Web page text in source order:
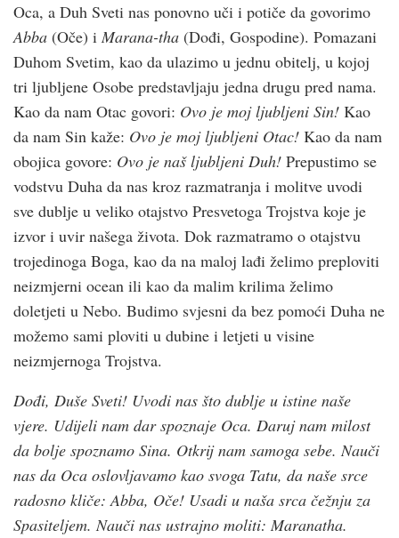
Oca, a Duh Sveti nas ponovno uči i potiče da govorimo
Abba (Oče) i Marana-tha (Dođi, Gospodine). Pomazani
Duhom Svetim, kao da ulazimo u jednu obitelj, u kojoj
tri ljubljene Osobe predstavljaju jedna drugu pred nama.
Kao da nam Otac govori: Ovo je moj ljubljeni Sin! Kao
da nam Sin kaže: Ovo je moj ljubljeni Otac! Kao da nam
obojica govore: Ovo je naš ljubljeni Duh! Prepustimo se
vodstvu Duha da nas kroz razmatranja i molitve uvodi
sve dublje u veliko otajstvo Presvetoga Trojstva koje je
izvor i uvir našega života. Dok razmatramo o otajstvu
trojedinoga Boga, kao da na maloj lađi želimo preploviti
neizmjerni ocean ili kao da malim krilima želimo
doletjeti u Nebo. Budimo svjesni da bez pomoći Duha ne
možemo sami ploviti u dubine i letjeti u visine
neizmjernoga Trojstva.
Dođi, Duše Sveti! Uvodi nas što dublje u istine naše
vjere. Udijeli nam dar spoznaje Oca. Daruj nam milost
da bolje spoznamo Sina. Otkrij nam samoga sebe. Nauči
nas da Oca oslovljavamo kao svoga Tatu, da naše srce
radosno kliče: Abba, Oče! Usadi u naša srca čežnju za
Spasiteljem. Nauči nas ustrajno moliti: Maranatha.